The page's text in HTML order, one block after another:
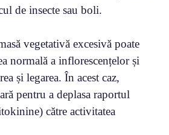
de insecte sau boli.
vegetativă excesivă poate
normală a inflorescențelor și
și legarea. În acest caz,
pentru a deplasa raportul
către activitatea